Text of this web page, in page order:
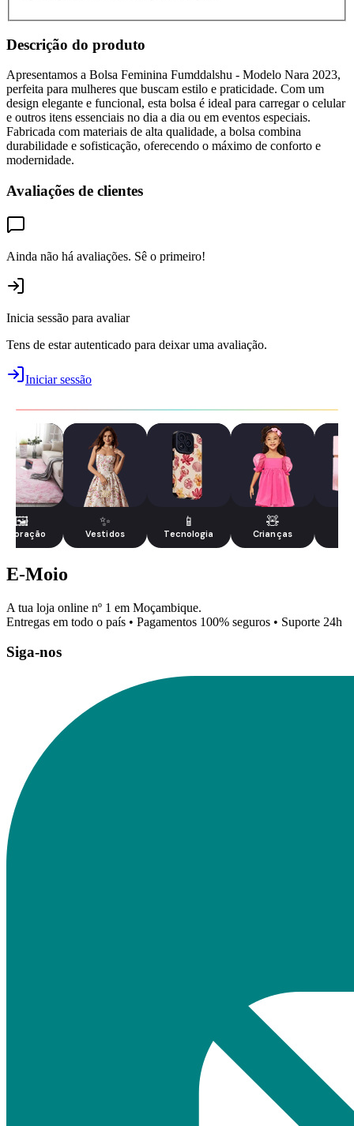
Descrição do produto
Apresentamos a Bolsa Feminina Fumddalshu - Modelo Nara 2023,
perfeita para mulheres que buscam estilo e praticidade. Com um
design elegante e funcional, esta bolsa é ideal para carregar o celular
e outros itens essenciais no dia a dia ou em eventos especiais.
Fabricada com materiais de alta qualidade, a bolsa combina
durabilidade e sofisticação, oferecendo o máximo de conforto e
modernidade.
Avaliações de clientes
Ainda não há avaliações. Sê o primeiro!
Inicia sessão para avaliar
Tens de estar autenticado para deixar uma avaliação.
Iniciar sessão
🖼️ ✨
Vestidos
📱
Tecnologia
🧸
Crianças
E-Moio
A tua loja online nº 1 em Moçambique.
Entregas em todo o país • Pagamentos 100% seguros • Suporte 24h
Siga-nos